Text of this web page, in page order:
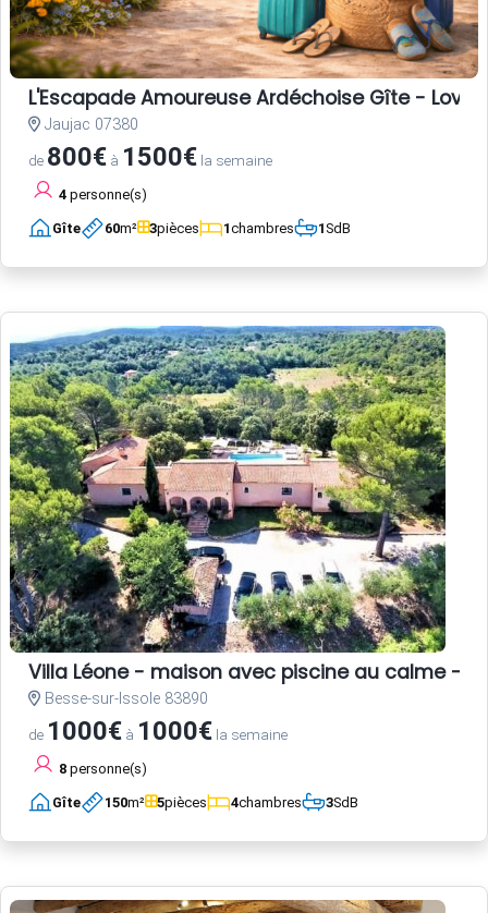
L'Escapade Amoureuse Ardéchoise Gîte -
Jaujac 07380
de 800€ à 1500€ la semaine
4 personne(s)
Gîte 60m² 3pièces 1chambres 1SdB
Villa Léone - maison avec piscine au calme -
Besse-sur-Issole 83890
de 1000€ à 1000€ la semaine
8 personne(s)
Gîte 150m² 5pièces 4chambres 3SdB